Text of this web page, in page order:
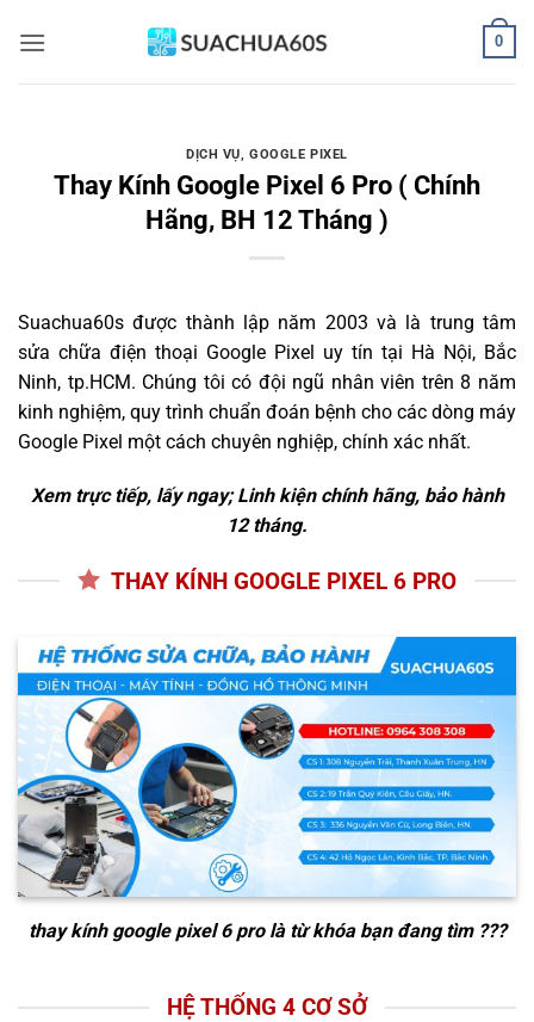
qua
0
DỊCH VỤ,GOOGLE PIXEL
Thay Kính Google Pixel 6 Pro ( Chính
Hãng, BH 12 Tháng )
Suachua60s được thành lập năm 2003 và là trung tâm
sửa chữa điện thoại Google Pixel uy tín tại Hà Nội, Bắc
Ninh, tp.HCM. Chúng tôi có đội ngũ nhân viên trên 8 năm
kinh nghiệm, quy trình chuẩn đoán bệnh cho các dòng máy
Google Pixel một cách chuyên nghiệp, chính xác nhất.
Xem trực tiếp, lấy ngay; Linh kiện chính hãng, bảo hành
12 tháng.
THAY KÍNH GOOGLE PIXEL 6 PRO
thay kính google pixel 6 prolà từ khóa bạn đang tìm ???
HỆ THỐNG 4 CƠ SỞ